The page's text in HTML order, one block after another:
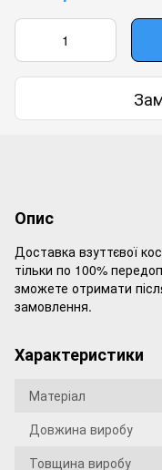
Опис
Доставка взуттєвої
тільки по 100%
зможете отримати
замовлення.
Характеристики
Матеріал
Довжина виробу
Товщина виробу